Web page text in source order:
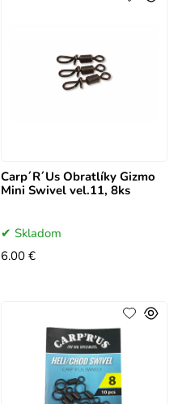
Carp´R´Us Obratlíky Gizmo
Mini Swivel vel.11, 8ks
Skladom
6.00 €